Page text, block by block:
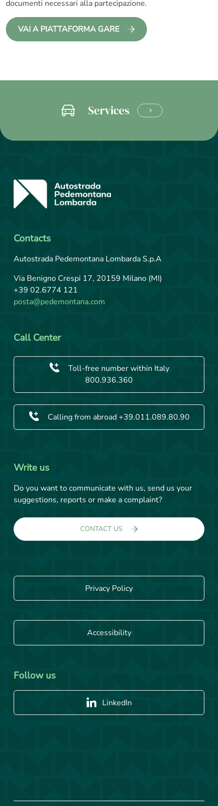
documenti necessari alla partecipazione.
VAI A PIATTAFORMA GARE
Services
LEARN
Contacts
Autostrada Pedemontana Lombarda S.p.A
Via Benigno Crespi 17, 20159 Milano (MI)
+39 02.6774 121
posta@pedemontana.com
Call Center
Toll-free number within Italy
800.936.360
Calling from abroad +39.011.089.80.90
Write us
Do you want to communicate with us, send us your
suggestions, reports or make a complaint?
CONTACT US
Privacy Policy
Accessibility
Follow us
LinkedIn